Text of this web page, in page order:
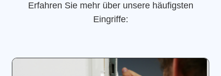
Erfahren Sie mehr über unsere häufigsten
Eingriffe: